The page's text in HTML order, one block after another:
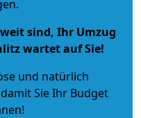
sind, Ihr Umzug
wartet auf Sie!
und natürlich
Sie Ihr Budget